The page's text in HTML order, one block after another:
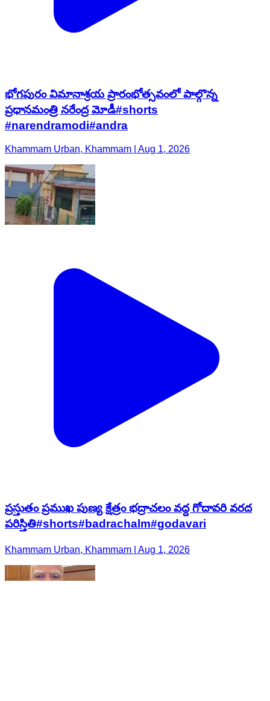
భోగపురం విమానాశ్రయ ప్రారంభోత్సవంలో పాల్గొన్న
ప్రధానమంత్రి నరేంద్ర మోడీ#shorts
#narendramodi#andra
Khammam Urban, Khammam | Aug 1, 2026
ప్రస్తుతం ప్రముఖ పుణ్య క్షేత్రం భద్రాచలం వద్ద గోదావరి వరద
పరిస్తితి#shorts#badrachalm#godavari
Khammam Urban, Khammam | Aug 1, 2026